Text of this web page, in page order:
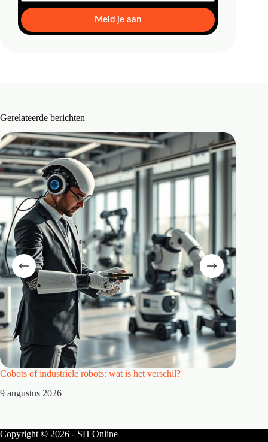
Meld je aan
Gerelateerde berichten
Cobots of industriële robots: wat is het verschil?
9 augustus 2026
Copyright © 2026 - SH Online